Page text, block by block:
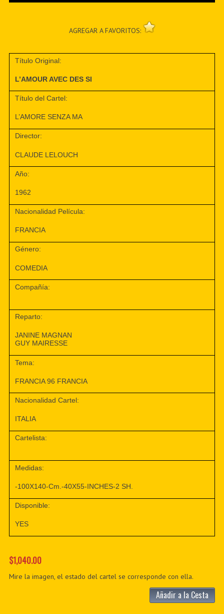
AGREGAR A FAVORITOS:
Título Original:
L’AMOUR AVEC DES SI
Título del Cartel:
L’AMORE SENZA MA
Director:
CLAUDE LELOUCH
Año:
1962
Nacionalidad Película:
FRANCIA
Género:
COMEDIA
Compañía:
Reparto:
JANINE MAGNAN
GUY MAIRESSE
Tema:
FRANCIA 96 FRANCIA
Nacionalidad Cartel:
ITALIA
Cartelista:
Medidas:
-100X140-Cm.-40X55-INCHES-2 SH.
Disponible:
YES
$1,040.00
Mire la imagen, el estado del cartel se corresponde con ella.
Añadir a la Cesta